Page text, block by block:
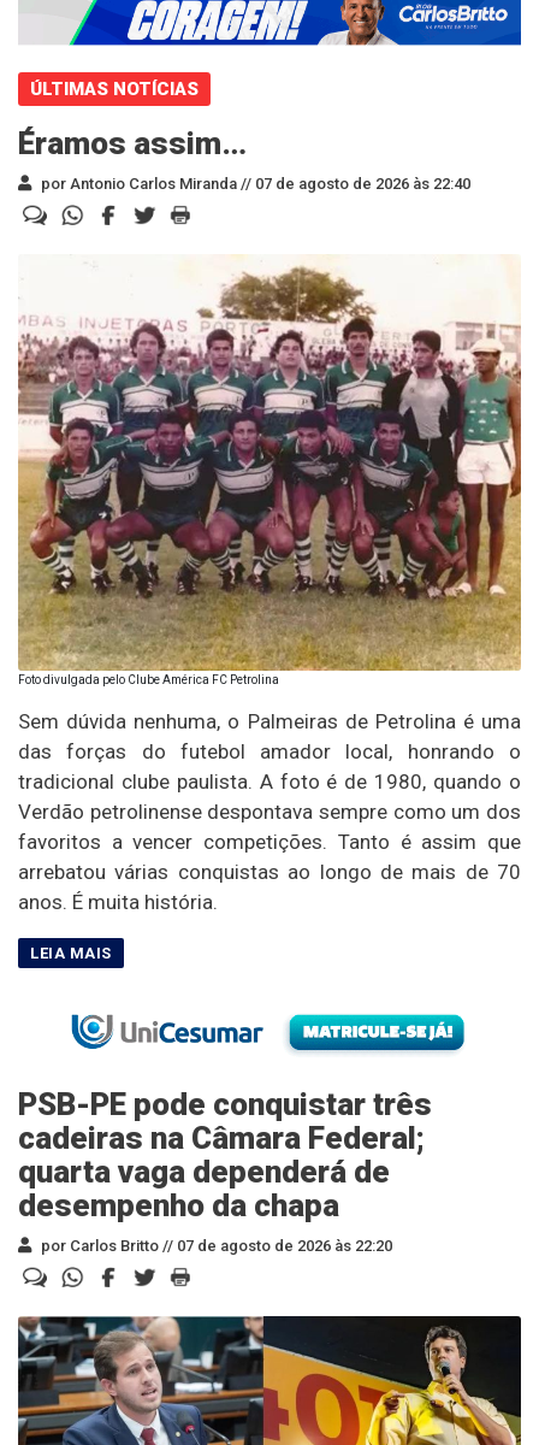
ÚLTIMAS NOTÍCIAS
Éramos assim…
por Antonio Carlos Miranda // 07 de agosto de 2026 às 22:40
Foto divulgada pelo Clube América FC Petrolina
Sem dúvida nenhuma, o Palmeiras de Petrolina é uma
das forças do futebol amador local, honrando o
tradicional clube paulista. A foto é de 1980, quando o
Verdão petrolinense despontava sempre como um dos
favoritos a vencer competições. Tanto é assim que
arrebatou várias conquistas ao longo de mais de 70
anos. É muita história.
PSB-PE pode conquistar três
cadeiras na Câmara Federal;
quarta vaga dependerá de
desempenho da chapa
por Carlos Britto // 07 de agosto de 2026 às 22:20